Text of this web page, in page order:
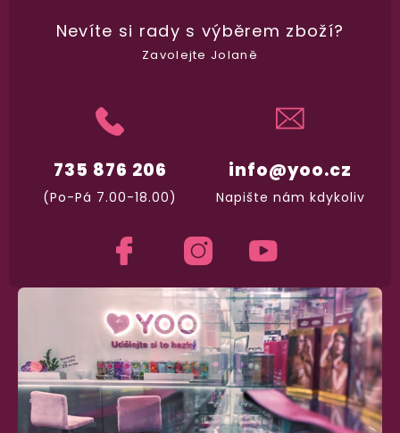
Nikdo nepozná, co jste si objednali. Mrkněte,
vypadá balíček
Dodání do 2. dne
a okamžitě odesíláme.
Garance vrácení peněz
Máte30 dnína bezplatné vrácení zboží
info@yoo.cz
Napište nám kdykoliv
735 876 206
(Po-Pá 7.00-18.00)
Nevíte si rady s výběrem zboží?
Zavolejte Jolaně